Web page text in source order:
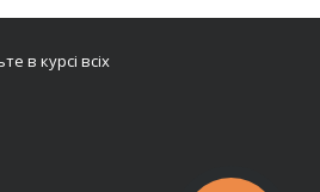
в курсі всіх